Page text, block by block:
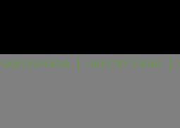
SAMOSPRÁVA OBECNÝ ÚRAD